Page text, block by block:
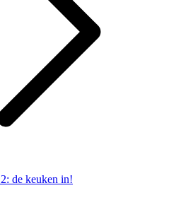
de keuken in!